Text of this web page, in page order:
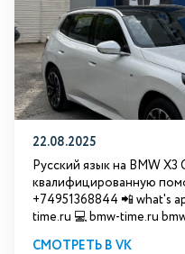
22.08.2025
Русский язык на BMW
квалифицированную
+74951368844 📲 what's
time.ru 💻 bmw-time.ru
СМОТРЕТЬ В VK